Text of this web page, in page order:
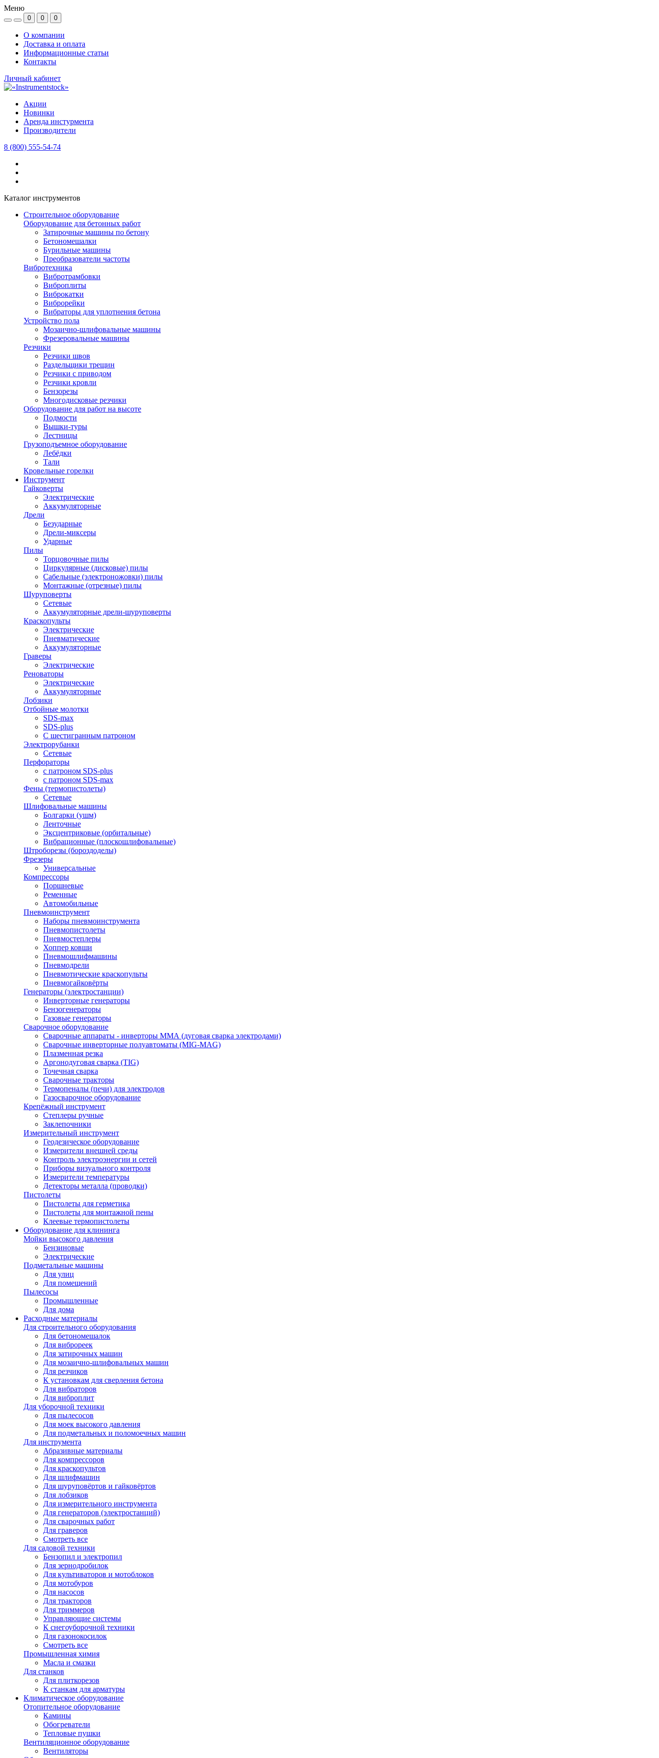
Меню
0 0 0
О компании
Доставка и оплата
Информационные статьи
Контакты
Личный кабинет
Акции
Новинки
Аренда инстурмента
Производители
8 (800) 555-54-74
Каталог инструментов
Строительное оборудование
Оборудование для бетонных работ
Затирочные машины по бетону
Бетономешалки
Бурильные машины
Преобразователи частоты
Вибротехника
Вибротрамбовки
Виброплиты
Виброкатки
Виброрейки
Вибраторы для уплотнения бетона
Устройство пола
Мозаично-шлифовальные машины
Фрезеровальные машины
Резчики
Резчики швов
Раздельщики трещин
Резчики с приводом
Резчики кровли
Бензорезы
Многодисковые резчики
Оборудование для работ на высоте
Подмости
Вышки-туры
Лестницы
Грузоподъемное оборудование
Лебёдки
Тали
Кровельные горелки
Инструмент
Гайковерты
Электрические
Аккумуляторные
Дрели
Безударные
Дрели-миксеры
Ударные
Пилы
Торцовочные пилы
Циркулярные (дисковые) пилы
Сабельные (электроножовки) пилы
Монтажные (отрезные) пилы
Шуруповерты
Сетевые
Аккумуляторные дрели-шуруповерты
Краскопульты
Электрические
Пневматические
Аккумуляторные
Граверы
Электрические
Реноваторы
Электрические
Аккумуляторные
Лобзики
Отбойные молотки
SDS-max
SDS-plus
С шестигранным патроном
Электрорубанки
Сетевые
Перфораторы
с патроном SDS-plus
с патроном SDS-max
Фены (термопистолеты)
Сетевые
Шлифовальные машины
Болгарки (ушм)
Ленточные
Эксцентриковые (орбитальные)
Вибрационные (плоскошлифовальные)
Штроборезы (бороздоделы)
Фрезеры
Универсальные
Компрессоры
Поршневые
Ременные
Автомобильные
Пневмоинструмент
Наборы пневмоинструмента
Пневмопистолеты
Пневмостеплеры
Хоппер ковши
Пневмошлифмашины
Пневмодрели
Пневмотические краскопульты
Пневмогайковёрты
Генераторы (электростанции)
Инверторные генераторы
Бензогенераторы
Газовые генераторы
Сварочное оборудование
Сварочные аппараты - инверторы ММА (дуговая сварка электродами)
Сварочные инверторные полуавтоматы (MIG-MAG)
Плазменная резка
Аргонодуговая сварка (TIG)
Точечная сварка
Сварочные тракторы
Термопеналы (печи) для электродов
Газосварочное оборудование
Крепёжный инструмент
Степлеры ручные
Заклепочники
Измерительный инструмент
Геодезическое оборудование
Измерители внешней среды
Контроль электроэнергии и сетей
Приборы визуального контроля
Измерители температуры
Детекторы металла (проводки)
Пистолеты
Пистолеты для герметика
Пистолеты для монтажной пены
Клеевые термопистолеты
Оборудование для клининга
Мойки высокого давления
Бензиновые
Электрические
Подметальные машины
Для улиц
Для помещений
Пылесосы
Промышленные
Для дома
Расходные материалы
Для строительного оборудования
Для бетономешалок
Для виброреек
Для затирочных машин
Для мозаично-шлифовальных машин
Для резчиков
К установкам для сверления бетона
Для вибраторов
Для виброплит
Для уборочной техники
Для пылесосов
Для моек высокого давления
Для подметальных и поломоечных машин
Для инструмента
Абразивные материалы
Для компрессоров
Для краскопультов
Для шлифмашин
Для шуруповёртов и гайковёртов
Для лобзиков
Для измерительного инструмента
Для генераторов (электростанций)
Для сварочных работ
Для граверов
Смотреть все
Для садовой техники
Бензопил и электропил
Для зернодробилок
Для культиваторов и мотоблоков
Для мотобуров
Для насосов
Для тракторов
Для триммеров
Управляющие системы
К снегоуборочной техники
Для газонокосилок
Смотреть все
Промышленная химия
Масла и смазки
Для станков
Для плиткорезов
К станкам для арматуры
Климатическое оборудование
Отопительное оборудование
Камины
Обогреватели
Тепловые пушки
Вентиляционное оборудование
Вентиляторы